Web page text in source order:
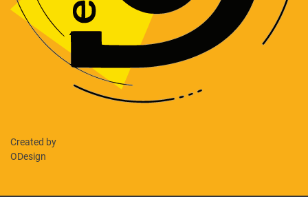
Created by
ODesign